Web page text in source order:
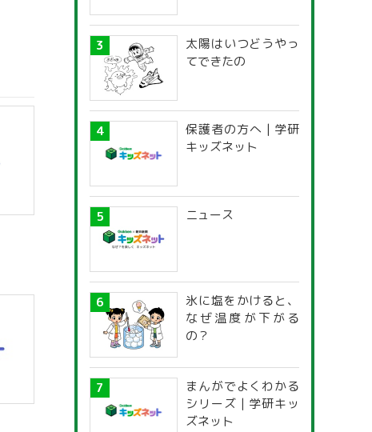
太陽はいつどうやっ
てできたの
保護者の方へ | 学研
キッズネット
ニュース
氷に塩をかけると、
なぜ温度が下がる
の？
まんがでよくわかる
シリーズ | 学研キッ
ズネット